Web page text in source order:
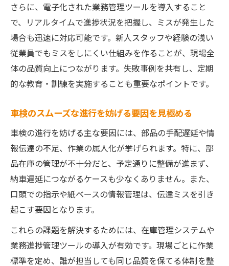
車検顧客満足度向上に繋がる最新トレンド
解説
車検業務で注目の自動連絡システム活用法
リアルタイム進捗通知が車検顧客対応に貢
献
車検予約から対応までの省力化最新手法と
は
例
さらに、電子化された業務管理ツールを導入すること
で、リアルタイムで進捗状況を把握し、ミスが発生した
場合も迅速に対応可能です。新人スタッフや経験の浅い
従業員でもミスをしにくい仕組みを作ることが、現場全
体の品質向上につながります。失敗事例を共有し、定期
的な教育・訓練を実施することも重要なポイントです。
車検のスムーズな進行を妨げる要因を見極める
車検の進行を妨げる主な要因には、部品の手配遅延や情
報伝達の不足、作業の属人化が挙げられます。特に、部
品在庫の管理が不十分だと、予定通りに整備が進まず、
納車遅延につながるケースも少なくありません。また、
口頭での指示や紙ベースの情報管理は、伝達ミスを引き
起こす要因となります。
これらの課題を解決するためには、在庫管理システムや
業務進捗管理ツールの導入が有効です。現場ごとに作業
標準を定め、誰が担当しても同じ品質を保てる体制を整